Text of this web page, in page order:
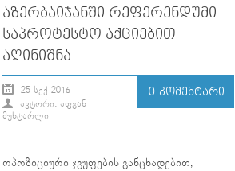
ᲐᲖᲔᲠᲑᲐᲘᲯᲐᲜᲨᲘ ᲠᲔᲤᲔᲠᲔᲜᲓᲣᲛᲘ
ᲡᲐᲞᲠᲝᲢᲔᲡᲢᲝ ᲐᲥᲪᲘᲔᲑᲘᲗ
ᲐᲦᲘᲜᲘᲨᲜᲐ
25 ᲡᲔᲥ 2016
ᲐᲕᲢᲝᲠᲘ: ᲐᲤᲒᲐᲜ
ᲛᲣᲮᲢᲐᲠᲚᲘ
0 ᲙᲝᲛᲔᲜᲢᲐᲠᲘ
ოპოზიციური ჯგუფების განცხადებით,